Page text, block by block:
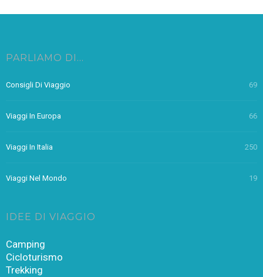
PARLIAMO DI…
Consigli Di Viaggio 69
Viaggi In Europa 66
Viaggi In Italia 250
Viaggi Nel Mondo 19
IDEE DI VIAGGIO
Camping
Cicloturismo
Trekking